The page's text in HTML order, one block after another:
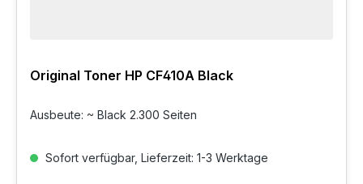
Original Toner HP CF410A Black
Ausbeute: ~ Black 2.300 Seiten
Sofort verfügbar, Lieferzeit: 1-3 Werktage